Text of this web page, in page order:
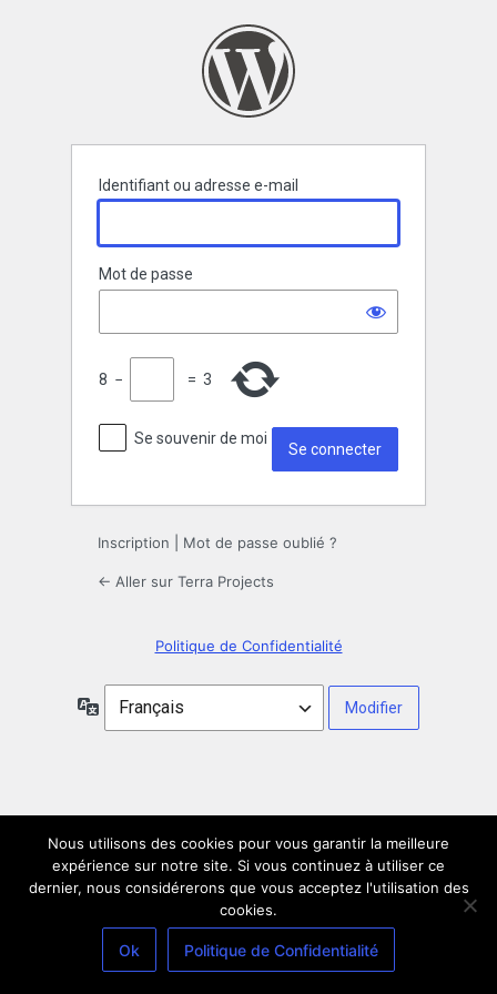
Identifiant ou adresse e-mail
Mot de passe
8 − = 3
Se souvenir de moi
Inscription Mot de passe oublié ?
← Aller sur Terra Projects
Politique de Confidentialité
Langue
Nous utilisons des cookies pour vous garantir la meilleure
expérience sur notre site. Si vous continuez à utiliser ce
dernier, nous considérerons que vous acceptez l'utilisation des
cookies.
Ok Politique de Confidentialité